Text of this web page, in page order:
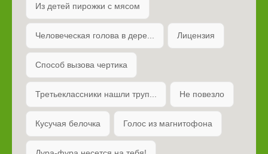
Из детей пирожки с мясом
Человеческая голова в дере... Лицензия
Способ вызова чертика
Третьеклассники нашли труп... Не повезло
Кусучая белочка Голос из магнитофона